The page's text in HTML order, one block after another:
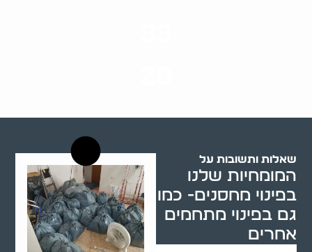
שאלות ותשובות על
המומחיות שלנו
בפינוי מחסנים- כמו
גם בפינוי מתחמים
אחרים